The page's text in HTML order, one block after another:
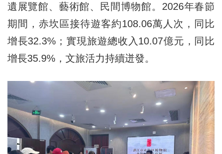
遺展覽館、藝術館、民間博物館。2026年春節
期間，赤坎區接待遊客約108.06萬人次，同比
增長32.3%；實現旅遊總收入10.07億元，同比
增長35.9%，文旅活力持續迸發。